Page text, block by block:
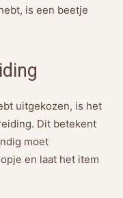
is een beetje
uitgekozen, is het
Dit betekent
moet
en laat het item